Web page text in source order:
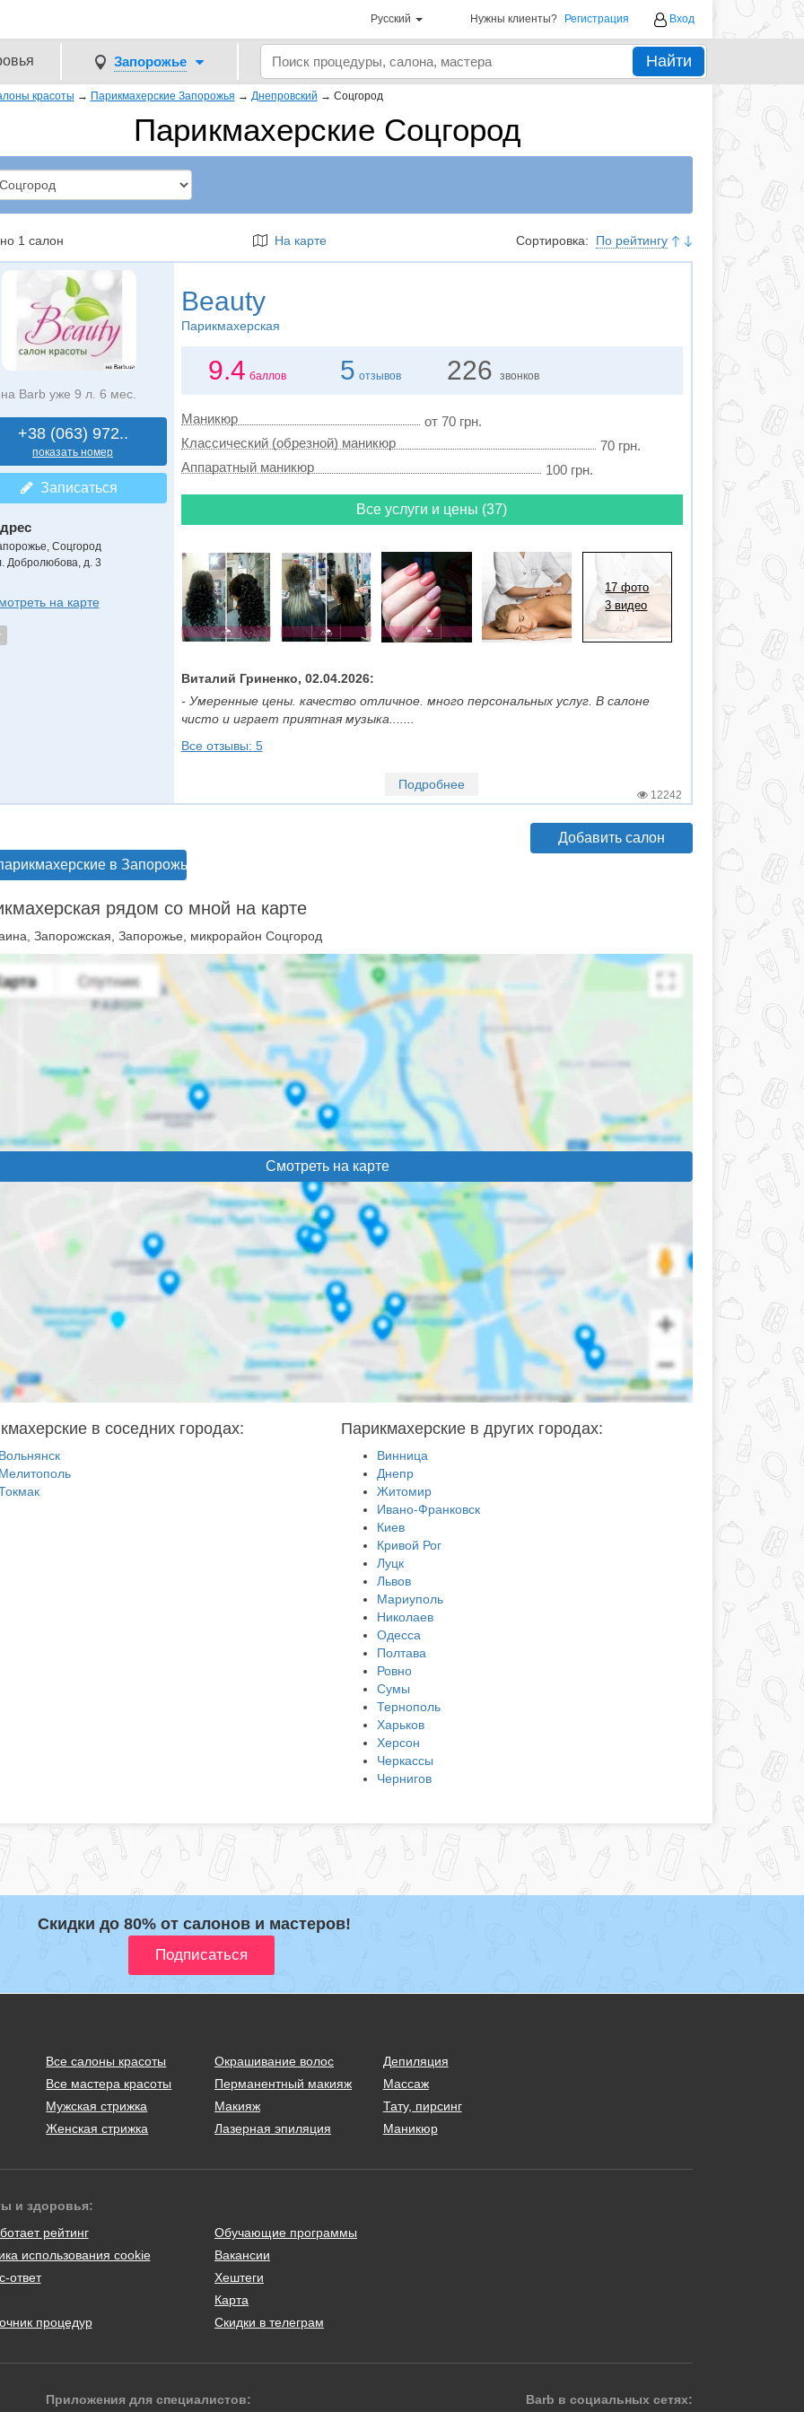
Русский Нужны клиенты? Регистрация Вход
Запорожье Найти
красоты → Парикмахерские Запорожья → Днепровский → Соцгород
Парикмахерские Соцгород
1 салон На карте Сортировка: По рейтингу
на Barb уже 9 л. 6 мес.
+38 (063) 972..
показать номер
Записаться
Соцгород
Добролюбова, д. 3
на карте
Beauty
Парикмахерская
9.4 баллов 5 отзывов 226 звонков
Маникюр
от 70 грн.
Классический (обрезной) маникюр
70 грн.
Аппаратный маникюр
100 грн.
Все услуги и цены (37)
17 фото
3 видео
Виталий Гриненко, 02.04.2026:
- Умеренные цены. качество отличное. много персональных услуг. В салоне
чисто и играет приятная музыка.......
Все отзывы: 5
Подробнее
12242
в Запорожье
Добавить салон
рядом со мной на карте
Запорожская, Запорожье, микрорайон Соцгород
Смотреть на карте
в соседних городах: Парикмахерские в других городах:
Винница
Днепр
Житомир
Ивано-Франковск
Киев
Кривой Рог
Луцк
Львов
Мариуполь
Николаев
Одесса
Полтава
Ровно
Сумы
Тернополь
Харьков
Херсон
Черкассы
Чернигов
Скидки до 80% от салонов и мастеров!
Все салоны красоты
Все мастера красоты
Мужская стрижка
Женская стрижка
Окрашивание волос
Перманентный макияж
Макияж
Лазерная эпиляция
Депиляция
Массаж
Тату, пирсинг
Маникюр
и здоровья:
рейтинг
использования cookie
ответ
процедур
Обучающие программы
Вакансии
Хештеги
Карта
Скидки в телеграм
Приложения для специалистов: Barb в социальных сетях: